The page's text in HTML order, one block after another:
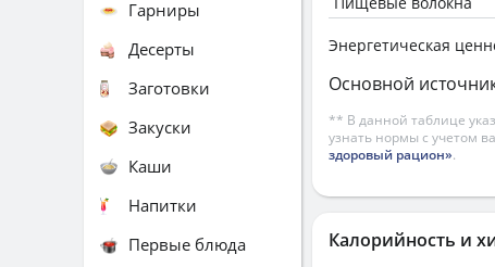
Энергетическая
Основной
** В данной таблице
узнать нормы с учетом
здоровый рацион».
Калорийность и
Гарниры
Десерты
Заготовки
Закуски
Каши
Напитки
Первые блюда